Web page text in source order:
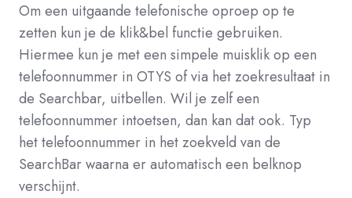
Om een uitgaande telefonische oproep op te
zetten kun je de klik&bel functie gebruiken.
Hiermee kun je met een simpele muisklik op een
telefoonnummer in OTYS of via het zoekresultaat in
de Searchbar, uitbellen. Wil je zelf een
telefoonnummer intoetsen, dan kan dat ook. Typ
het telefoonnummer in het zoekveld van de
SearchBar waarna er automatisch een belknop
verschijnt.